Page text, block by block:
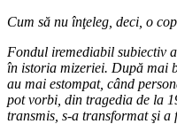
Cum să nu înţeleg, deci, o
Fondul iremediabil subiectiv
în istoria mizeriei. După mai
au mai estompat, când
pot vorbi, din tragedia de la
transmis, s-a transformat şi a